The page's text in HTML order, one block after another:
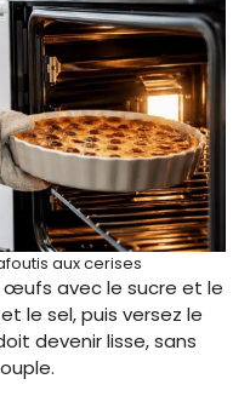
aux cerises
œufs avec le sucre et le
le sel, puis versez le
devenir lisse, sans